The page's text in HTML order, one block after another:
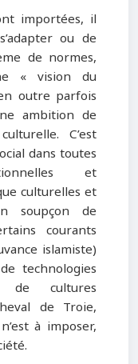
importées, il
ou de
de normes,
« vision du
outre parfois
ambition de
C’est
dans toutes
et
culturelles et
soupçon de
courants
islamiste)
technologies
de cultures
de Troie,
à imposer,